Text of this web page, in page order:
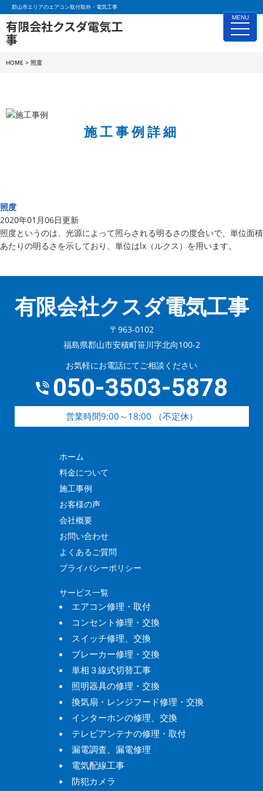
MENU
toggle
郡山市エリアのエアコン取付取外・電気工事
有限会社クスダ電気工
事
HOME > 照度
施工事例詳細
照度
2020年01月06日更新
照度というのは、光源によって照らされる明るさの度合いで、単位面積
あたりの明るさを示しており、単位はlx（ルクス）を用います。
ホーム
料金について
施工事例
お客様の声
会社概要
お問い合わせ
よくあるご質問
プライバシーポリシー
サービス一覧
エアコン修理・取付
コンセント修理・交換
スイッチ修理、交換
ブレーカー修理・交換
単相３線式切替工事
照明器具の修理・交換
換気扇・レンジフード修理・交換
インターホンの修理、交換
テレビアンテナの修理・取付
漏電調査、漏電修理
電気配線工事
防犯カメラ
有限会社クスダ電気工事
〒963-0102
福島県郡山市安積町笹川字北向100-2
お気軽にお電話にてご相談ください
050-3503-5878
営業時間9:00～18:00 （不定休）